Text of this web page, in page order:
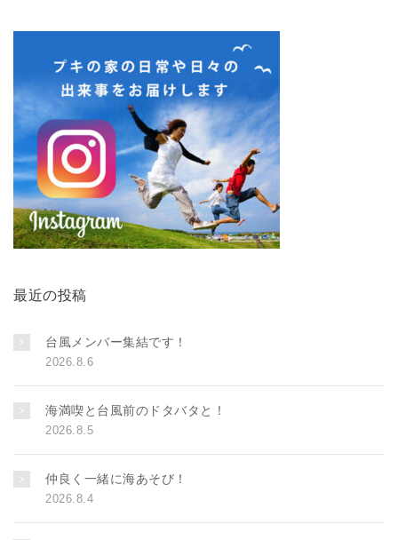
最近の投稿
台風メンバー集結です！
2026.8.6
海満喫と台風前のドタバタと！
2026.8.5
仲良く一緒に海あそび！
2026.8.4